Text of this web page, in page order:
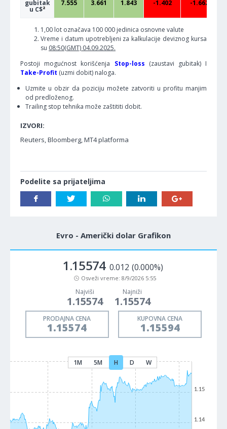
gubitak
u C$²
7.555 3.661 1.843 -1.402 -1.662
1,00 lot označava 100 000 jedinica osnovne valute
Vreme i datum upotrebljeni za kalkulacije deviznog kursa
su 08:50(GMT) 04.09.2025.
Postoji mogućnost korišćenja Stop-loss (zaustavi gubitak) I
Take-Profit (uzmi dobit) naloga.
Uzmite u obzir da poziciju možete zatvoriti u profitu manjim
od predloženog.
Trailing stop tehnika može zaštititi dobit.
IZVORI:
Reuters, Bloomberg, MT4 platforma
Podelite sa prijateljima
Evro - Američki dolar Grafikon
1.15574 0.012 (0.000%)
Osveži vreme: 8/9/2026 5:55
Najviši
1.15574
Najniži
1.15574
PRODAJNA CENA
1.15574
KUPOVNA CENA
1.15594
1M 5M H D W
1.14
1.15